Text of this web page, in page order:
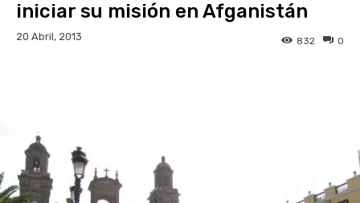
iniciar su misión en Afganistán
20 Abril, 2013 0
832